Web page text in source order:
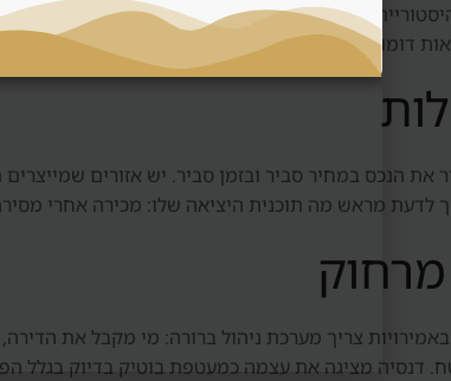
מסירות, איכות בנייה, חשבון נאמנות, חוזה,
דומות וזמן מכירה ממוצע. בלי בדיקה כזאת, גם אזור
את הנכס במחיר סביר ובזמן סביר. יש אזורים
לדעת מראש מה תוכנית היציאה שלו: מכירה אחרי
מרחוק
צריך מערכת ניהול ברורה: מי מקבל את
דנסיה מציגה את עצמה כמעטפת בוטיק בדיוק בגלל